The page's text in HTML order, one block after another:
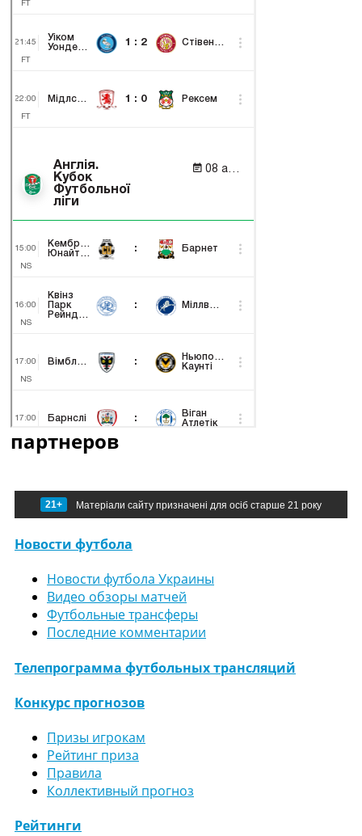
партнеров
21+ Матеріали сайту призначені для осіб старше 21 року
Новости футбола
Новости футбола Украины
Видео обзоры матчей
Футбольные трансферы
Последние комментарии
Телепрограмма футбольных трансляций
Конкурс прогнозов
Призы игрокам
Рейтинг приза
Правила
Коллективный прогноз
Рейтинги